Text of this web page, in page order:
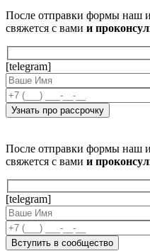
После отправки формы наш
свяжется с вами и
[telegram]
После отправки формы наш
свяжется с вами и
[telegram]